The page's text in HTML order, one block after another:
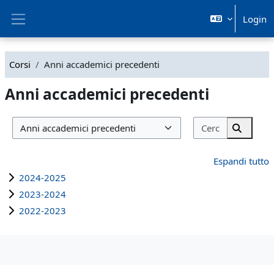
Login
Corsi Anni accademici precedenti
Anni accademici precedenti
Categorie di corso
Cerca corsi
Cerca
Espandi tutto
2024-2025
2023-2024
2022-2023